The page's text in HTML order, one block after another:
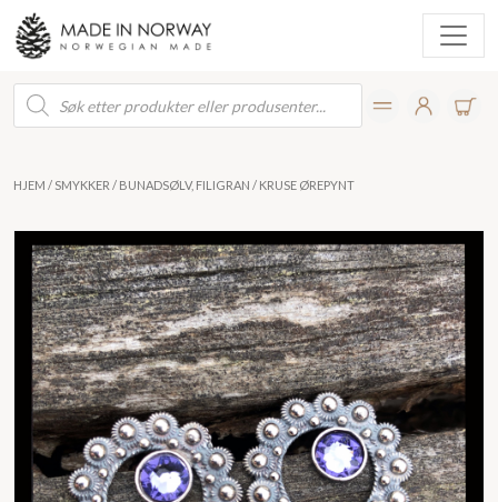
Products
search
HJEM / SMYKKER / BUNADSØLV, FILIGRAN / KRUSE ØREPYNT